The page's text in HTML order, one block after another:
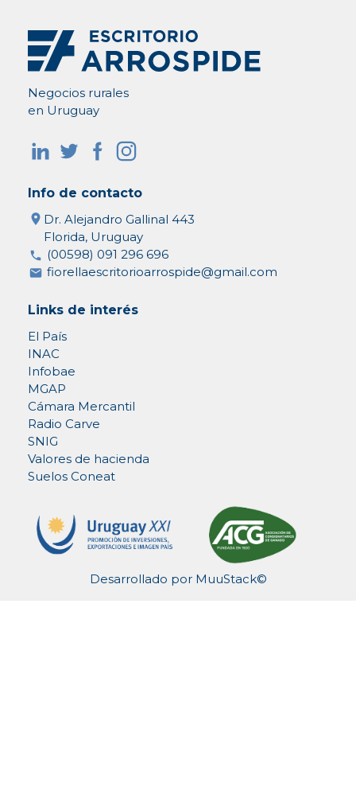
Negocios rurales
en Uruguay
Info de contacto
Dr. Alejandro Gallinal 443
Florida, Uruguay
(00598) 091 296 696
fiorellaescritorioarrospide@gmail.com
Links de interés
El País
INAC
Infobae
MGAP
Cámara Mercantil
Radio Carve
SNIG
Valores de hacienda
Suelos Coneat
Desarrollado por MuuStack©